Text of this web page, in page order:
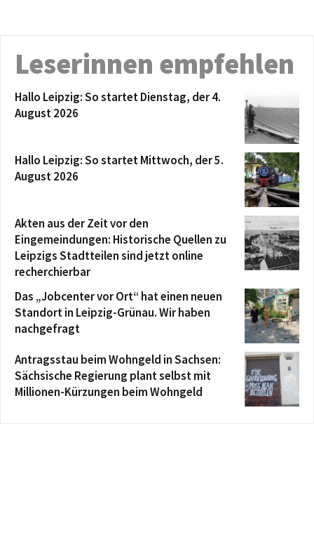
Leserinnen empfehlen
Hallo Leipzig: So startet Dienstag, der 4.
August 2026
Hallo Leipzig: So startet Mittwoch, der 5.
August 2026
Akten aus der Zeit vor den
Eingemeindungen: Historische Quellen zu
Leipzigs Stadtteilen sind jetzt online
recherchierbar
Das „Jobcenter vor Ort“ hat einen neuen
Standort in Leipzig-Grünau. Wir haben
nachgefragt
Antragsstau beim Wohngeld in Sachsen:
Sächsische Regierung plant selbst mit
Millionen-Kürzungen beim Wohngeld